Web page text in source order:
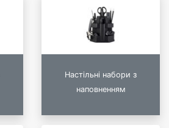
Настільні набори з
наповненням